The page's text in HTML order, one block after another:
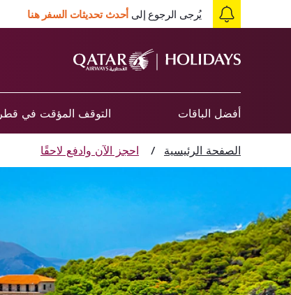
يُرجى الرجوع إلى أحدث تحديثات السفر هنا
أفضل الباقات التوقف المؤقت في قطر
الصفحة الرئيسية / احجز الآن وادفع لاحقًا